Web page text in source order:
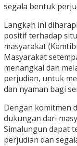
segala bentuk
Langkah ini
positif terhadap
masyarakat
Masyarakat
menangkal dan
perjudian, untuk
dan nyaman bagi
Dengan komitmen
dukungan dari
Simalungun dapat
perjudian dan